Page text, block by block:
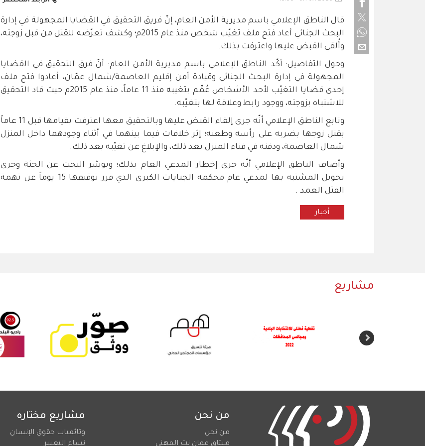
قال الناطق الإعلامي باسم مديرية الأمن العام، إنّ فريق التحقيق في القضايا المجهولة في إدارة
البحث الجنائي أعاد فتح ملف تغيّب شخص منذ عام 2015م؛ وكشف تعرّضه للقتل من قبل زوجته،
وأُلقي القبض عليها واعترفت بذلك.
وحول التفاصيل: أكّد الناطق الإعلامي باسم مديرية الأمن العام: أنّ فرق التحقيق في القضايا
المجهولة في إدارة البحث الجنائي وقيادة أمن إقليم العاصمة/شمال عمّان، أعادوا فتح ملف
إحدى قضايا التغيّب لأحد الأشخاص عُمِّم بتغيبه منذ 11 عاماً، منذ عام 2015م حيث قاد التحقيق
للاشتباه بزوجته، ووجود رابط وعلاقة لها بتغيّبه.
وتابع الناطق الإعلامي أنّه جرى إلقاء القبض عليها وبالتحقيق معها اعترفت بقيامها قبل 11 عاماً
بقتل زوجها بضربه على رأسه وطعنه؛ إثر خلافات فيما بينهما في أثناء وجودهما داخل المنزل
شمال العاصمة، ودفنه في فناء المنزل بعد ذلك، والإبلاغ عن تغيّبه بعد ذلك.
وأضاف الناطق الإعلامي أنّه جرى إخطار المدعي العام بذلك؛ وبوشر البحث عن الجثة وجرى
تحويل المشتبه بها لمدعي عام محكمة الجنايات الكبرى الذي قرر توقيفها 15 يوماً عن تهمة
القتل العمد .
أخبار
مشاريع
من نحن
من نحن
ميثاق عمان نت المهني
مشاريع مختاره
وثائقيات حقوق الإنسان
نساء التغيير